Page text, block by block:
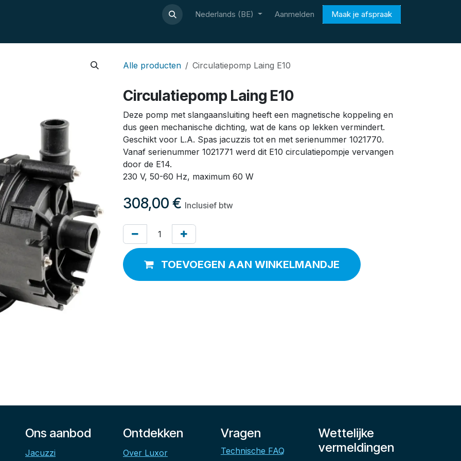
Contact Nederlands (BE) Aanmelden Maak je afspraak
Alle producten Circulatiepomp Laing E10
Circulatiepomp Laing E10
Deze pomp met slangaansluiting heeft een magnetische koppeling en
dus geen mechanische dichting, wat de kans op lekken vermindert.
Geschikt voor L.A. Spas jacuzzis tot en met serienummer 1021770.
Vanaf serienummer 1021771 werd dit E10 circulatiepompje vervangen
door de E14.
230 V, 50-60 Hz, maximum 60 W
308,00 € Inclusief btw
TOEVOEGEN AAN WINKELMANDJE
Ons aanbod
Jacuzzi
Ontdekken
Over Luxor
Vragen
Technische FAQ
Wettelijke
vermeldingen